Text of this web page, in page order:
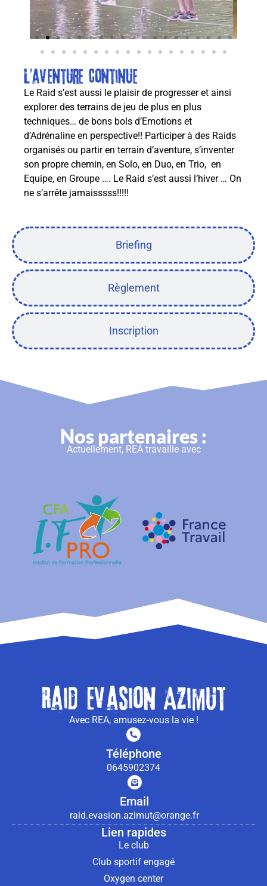
Briefing
Règlement
Inscription
L'aventure continue
Le Raid s’est aussi le plaisir de progresser et ainsi
explorer des terrains de jeu de plus en plus
techniques… de bons bols d’Emotions et
d’Adrénaline en perspective!! Participer à des Raids
organisés ou partir en terrain d’aventure, s’inventer
son propre chemin, en Solo, en Duo, en Trio, en
Equipe, en Groupe …. Le Raid s’est aussi l’hiver … On
ne s’arrête jamaisssss!!!!!
Nos partenaires :
Actuellement, REA travaille avec
Raid evasion Azimut
Avec REA, amusez-vous la vie !
Téléphone
0645902374
Email
raid.evasion.azimut@orange.fr
Lien rapides
Le club
Club sportif engagé
Oxygen center